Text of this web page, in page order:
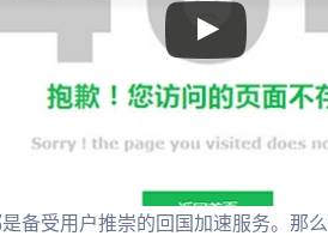
备受用户推崇的回国加速服务。那